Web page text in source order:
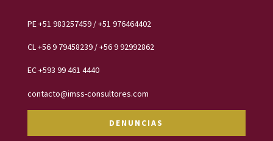
PE+51 983257459/+51 976464402
CL+56 9 79458239 /+56 9 92992862
EC+593 99 461 4440
contacto@imss-consultores.com
DENUNCIAS